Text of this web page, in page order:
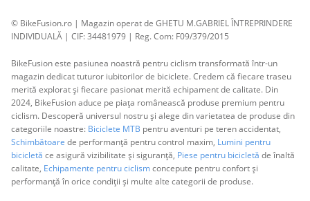
© BikeFusion.ro | Magazin operat de GHETU M.GABRIEL ÎNTREPRINDERE
INDIVIDUALĂ | CIF: 34481979 | Reg. Com: F09/379/2015
BikeFusion este pasiunea noastră pentru ciclism transformată într-un
magazin dedicat tuturor iubitorilor de biciclete. Credem că fiecare traseu
merită explorat și fiecare pasionat merită echipament de calitate. Din
2024, BikeFusion aduce pe piața românească produse premium pentru
ciclism. Descoperă universul nostru și alege din varietatea de produse din
categoriile noastre: Biciclete MTB pentru aventuri pe teren accidentat,
Schimbătoare de performanță pentru control maxim, Lumini pentru
bicicletă ce asigură vizibilitate și siguranță, Piese pentru bicicletă de înaltă
calitate, Echipamente pentru ciclismconcepute pentru confort și
performanță în orice condiții și multe alte categorii de produse.